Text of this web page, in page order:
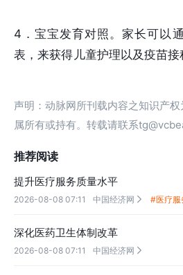
4．宝宝发育对照。家长可以
表，来获得儿童护理以及疫苗接
声明：动脉网所刊载内容之知识产
属所有或持有。转载请联系
推荐阅读
提升医疗服务质量水平
2026-08-08 07:11 中国经济网  #医疗服
深化医药卫生体制改革
2026-08-08 07:11 中国经济网 